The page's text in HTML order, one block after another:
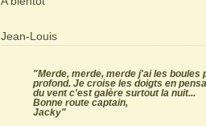
Jean-Louis
"Merde, merde, merde j'ai les boules
profond. Je croise les doigts en
du vent c'est galère surtout la nuit...
Bonne route captain,
Jacky"